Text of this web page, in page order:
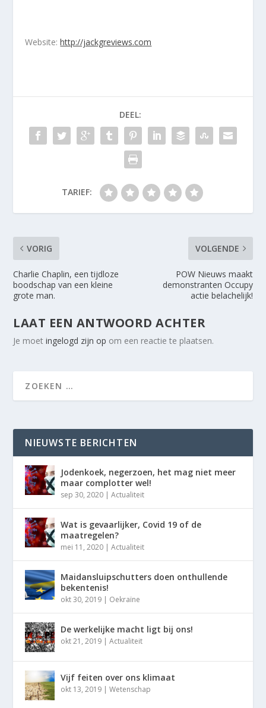
Website:http://jackgreviews.com
DEEL:
TARIEF:
VORIG
Charlie Chaplin, een tijdloze
boodschap van een kleine
grote man.
VOLGENDE
POW Nieuws maakt
demonstranten Occupy
actie belachelijk!
LAAT EEN ANTWOORD ACHTER
Je moetingelogd zijn op om een reactie te plaatsen.
NIEUWSTE BERICHTEN
Jodenkoek, negerzoen, het mag niet meer
maar complotter wel!
sep 30, 2020 |Actualiteit
Wat is gevaarlijker, Covid 19 of de
maatregelen?
mei 11, 2020 |Actualiteit
Maidansluipschutters doen onthullende
bekentenis!
okt 30, 2019 | Oekraïne
De werkelijke macht ligt bij ons!
okt 21, 2019 |Actualiteit
Vijf feiten over ons klimaat
okt 13, 2019 |Wetenschap